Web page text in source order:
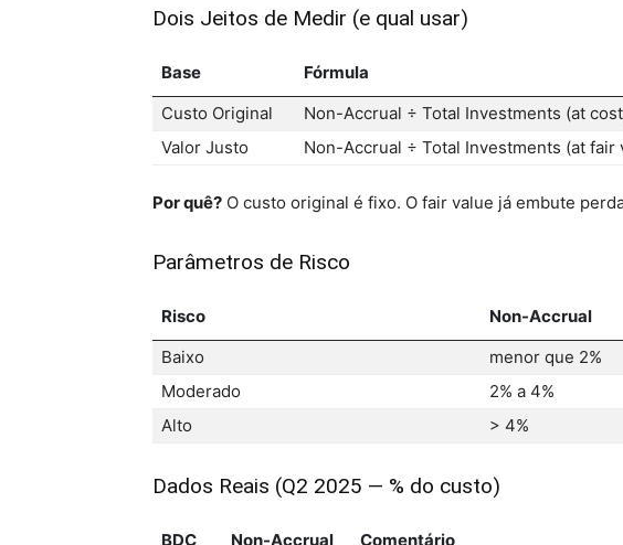
Dois Jeitos de Medir (e qual usar)
Base Fórmula
Custo Original
Non-Accrual ÷ Total Investments (at
Valor Justo
Non-Accrual ÷ Total Investments (at fair
Por quê? O custo original é fixo. O fair value já embute
Parâmetros de Risco
Risco
Non-Accrual
Baixo
menor que 2%
Moderado
2% a 4%
Alto
> 4%
Dados Reais (Q2 2025 — % do custo)
BDC Non-Accrual Comentário